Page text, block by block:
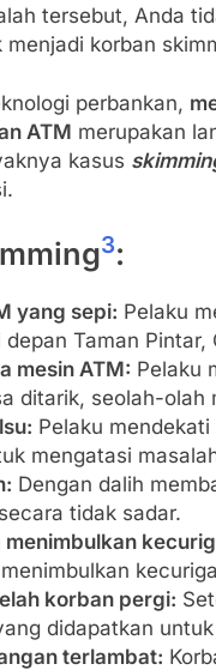
tersebut, Anda
korban
perbankan,
ATM merupakan
kasus
3:
yang sepi: Pelaku
Taman
mesin ATM: Pelaku
ditarik, seolah-olah
Pelaku
mengatasi
Dengan dalih
tidak sadar.
korban pergi:
didapatkan
terlambat: